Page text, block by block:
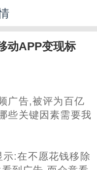
动APP变现标
广告,被评为百亿
些关键因素需要我
:在不愿花钱移除